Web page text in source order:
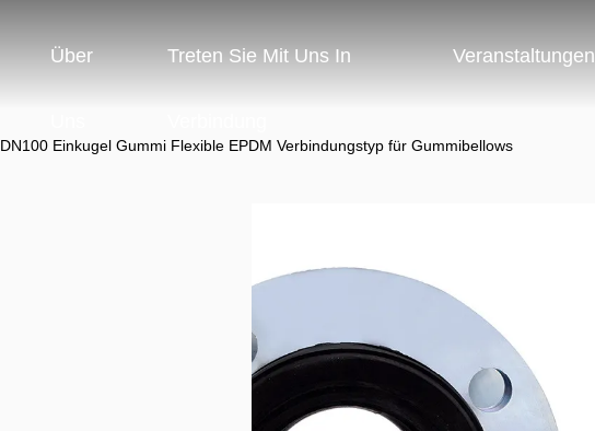
Über Treten Sie Mit Uns In Veranstaltungen
DN100 Einkugel Gummi Flexible EPDM Verbindungstyp für Gummibellows